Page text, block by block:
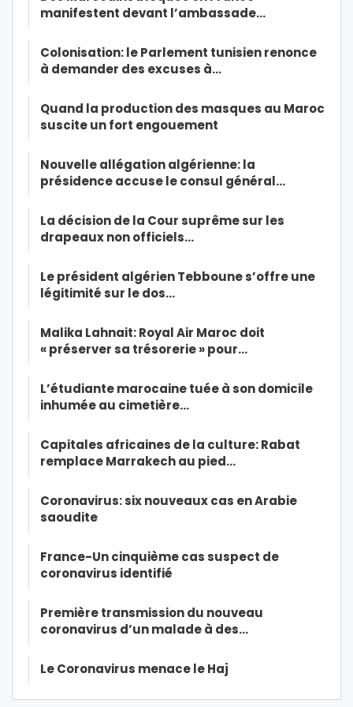
manifestent devant l’ambassade…
Colonisation: le Parlement tunisien renonce
à demander des excuses à…
Quand la production des masques au Maroc
suscite un fort engouement
Nouvelle allégation algérienne: la
présidence accuse le consul général…
La décision de la Cour suprême sur les
drapeaux non officiels…
Le président algérien Tebboune s’offre une
légitimité sur le dos…
Malika Lahnait: Royal Air Maroc doit
« préserver sa trésorerie » pour…
L’étudiante marocaine tuée à son domicile
inhumée au cimetière…
Capitales africaines de la culture: Rabat
remplace Marrakech au pied…
Coronavirus: six nouveaux cas en Arabie
saoudite
France-Un cinquième cas suspect de
coronavirus identifié
Première transmission du nouveau
coronavirus d’un malade à des…
Le Coronavirus menace le Haj